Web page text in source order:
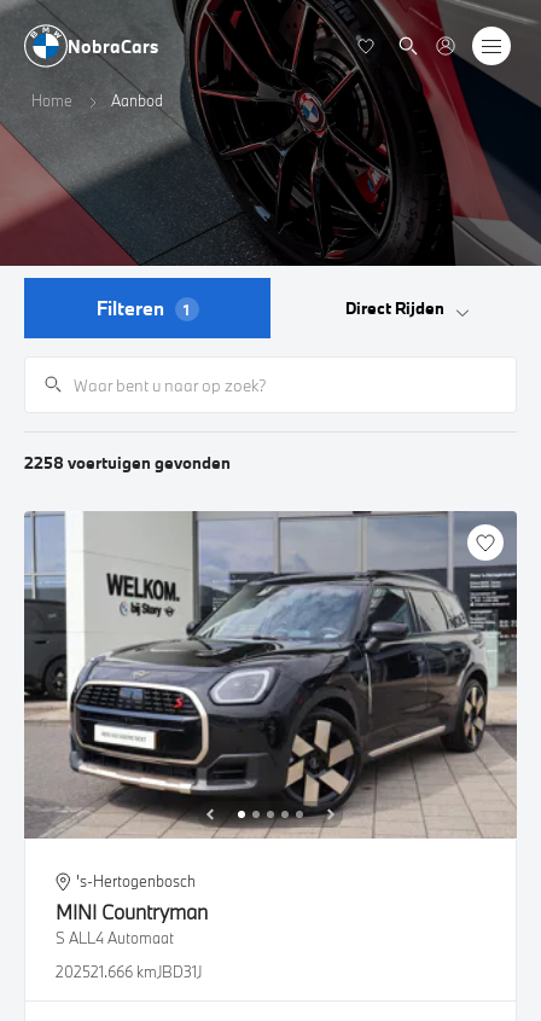
NobraCars
Home Aanbod
Filteren 1 Direct Rijden
2258 voertuigen gevonden
's-Hertogenbosch
MINI Countryman
S ALL4 Automaat
202521.666 kmJBD31J